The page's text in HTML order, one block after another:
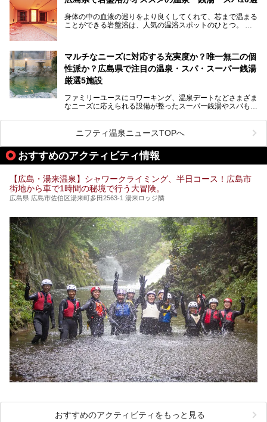
ュ効果はもちろん、代謝が高まり健康や美容にも良い影響が
期待されます。今回はそんなサウナにこだわった、広島県内
のオススメ温泉・銭湯・スパ10ヶ所を紹介させていただき
ます。
身体の中の血液の巡りをより良くしてくれて、芯まで温まる
ことができる岩盤浴は、人気の温浴スポットのひとつ。
る、広島県でオススメの温泉・銭湯・スパをご紹介していき
ます！
マルチなニーズに対応する充実度か？唯一無二の個
性派か？広島県で注目の温泉・スパ・スーパー銭湯
厳選5施設
ファミリーユースにコワーキング、温泉デートなどさまざま
なニーズに応えられる設備が整ったスーパー銭湯やスパも、
いった個性が魅力の温泉も、どちらも充実している広島県。
今回は、そんな広島県にある温浴施設のなかから、筆者が
「一度訪ねてみたい」と気になっている魅力的な施設を5件
ピックアップして紹介します。
※2021/07/30時点の情報です。
ニフティ温泉ニュースTOPへ
おすすめのアクティビティ情報
【広島・湯来温泉】シャワークライミング、半日コース！広島市
街地から車で1時間の秘境で行う大冒険。
広島県 広島市佐伯区湯来町多田2563-1 湯来ロッジ隣
おすすめのアクティビティをもっと見る